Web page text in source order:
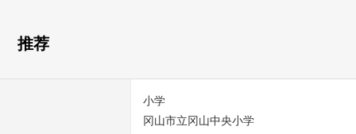
推荐
小学
冈山市立冈山中央小学